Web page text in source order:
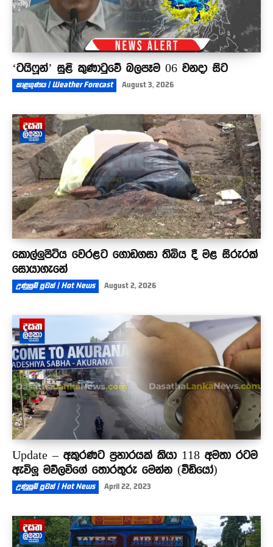
‘ටයිෆූන්’ සුළි කුණාටුවේ බලපෑම 06 වනදා සිට
කාළගුණය | Weather Forecast August 3, 2026
කොල්ලුපිටිය වෙරළට ගොඩගසා තිබිය දී මළ සිරුරක්
සොයාගැනේ
උණුසුම් පුවත් | Hot News August 2, 2026
Update – අකුරණට ප්‍රහාරයක් කියා 118 අමතා රටම
ඇවිලූ මව්ලවිගේ තොරතුරු මෙන්න (වීඩියෝ)
උණුසුම් පුවත් | Hot News April 22, 2023